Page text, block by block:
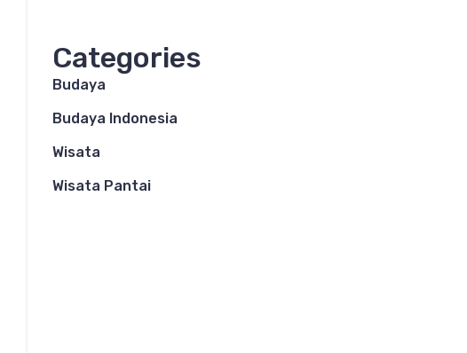
Categories
Budaya
Budaya Indonesia
Wisata
Wisata Pantai